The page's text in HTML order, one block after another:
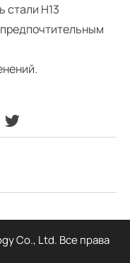
стали H13

Co., Ltd. Все права